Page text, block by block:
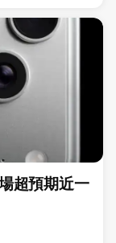
超預期近一